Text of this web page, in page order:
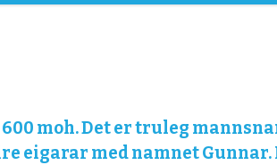
moh. Det er truleg
eigarar med namnet Gunnar.